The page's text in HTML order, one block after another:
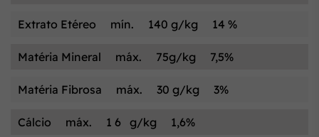
Extrato Etéreo mín. 140 g/kg 14 %
Matéria Mineral máx. 75g/kg 7,5%
Matéria Fibrosa máx. 30 g/kg 3%
Cálcio máx. 1 6 g/kg 1,6%